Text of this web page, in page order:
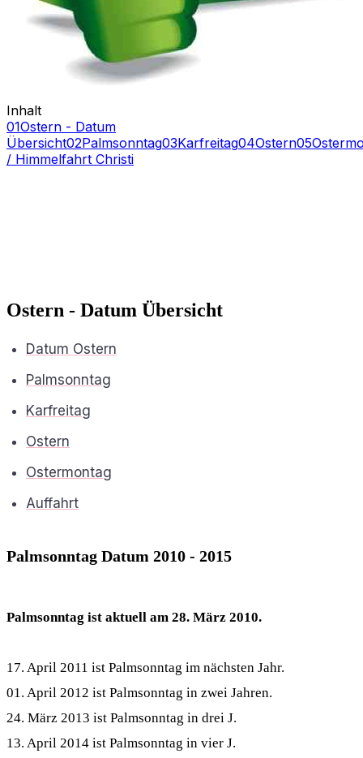
Inhalt
01Ostern - Datum
Übersicht02Palmsonntag03Karfreitag04Ostern05
/ Himmelfahrt Christi
Ostern - Datum Übersicht
Datum Ostern
Palmsonntag
Karfreitag
Ostern
Ostermontag
Auffahrt
Palmsonntag Datum 2010 - 2015
Palmsonntag ist aktuell am 28. März 2010.
17. April 2011 ist Palmsonntag im nächsten Jahr.
01. April 2012 ist Palmsonntag in zwei Jahren.
24. März 2013 ist Palmsonntag in drei J.
13. April 2014 ist Palmsonntag in vier J.